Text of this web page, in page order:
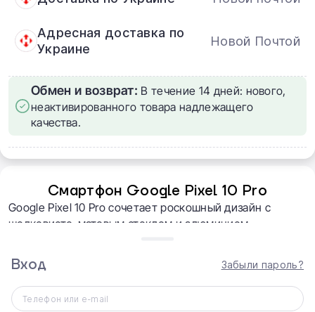
Адресная доставка по
Украине
Новой Почтой
Обмен и возврат: В течение 14 дней: нового,
неактивированного товара надлежащего
качества.
Смартфон Google Pixel 10 Pro
Google Pixel 10 Pro сочетает роскошный дизайн с
шелковисто-матовым стеклом и алюминием
G5 для передовых функций искусственного
интеллекта, самый яркий дисплей Super Actua и
профессиональную камеру с 50 МП для портретов и
до 100-кратного зума. Телефон поддерживает
Вход Забыли пароль?
Телефон или e-mail